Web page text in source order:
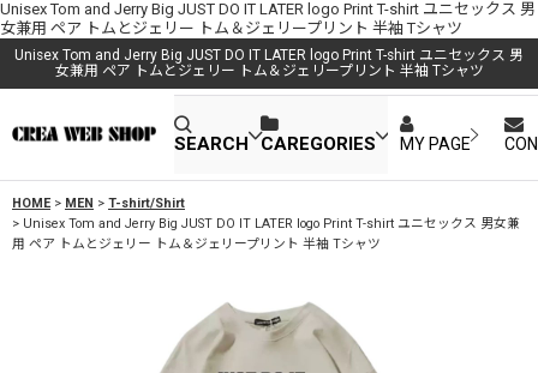
Unisex Tom and Jerry Big JUST DO IT LATER logo Print T-shirt ユニセックス 男
女兼用 ペア トムとジェリー トム＆ジェリープリント 半袖 Tシャツ
Unisex Tom and Jerry Big JUST DO IT LATER logo Print T-shirt ユニセックス 男
女兼用 ペア トムとジェリー トム＆ジェリープリント 半袖 Tシャツ
SEARCH CAREGORIES MY PAGE
HOME > MEN > T-shirt/Shirt
> Unisex Tom and Jerry Big JUST DO IT LATER logo Print T-shirt ユニセックス 男女兼
用 ペア トムとジェリー トム＆ジェリープリント 半袖 Tシャツ